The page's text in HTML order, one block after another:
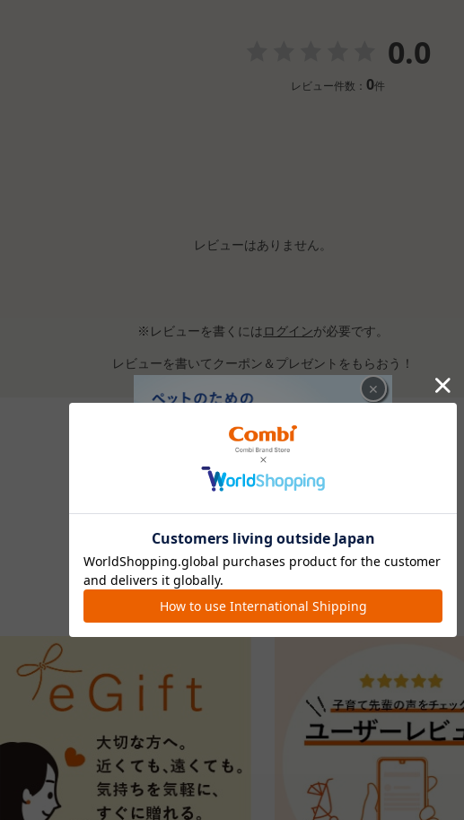
0.0
レビュー件数： 0件
レビューはありません。
※レビューを書くには ログインが必要です。
レビューを書いてクーポン＆プレゼントをもらおう！
FEATURE
おすすめ特集
×